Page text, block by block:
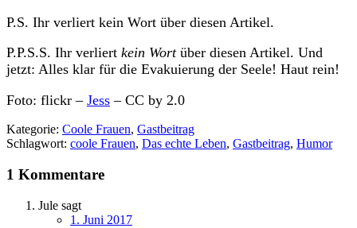
P.S. Ihr verliert kein Wort über diesen Artikel.
P.P.S.S. Ihr verliert kein Wortüber diesen Artikel. Und
jetzt: Alles klar für die Evakuierung der Seele! Haut rein!
Foto: flickr – Jess – CC by 2.0
Kategorie: Coole Frauen, Gastbeitrag
Schlagwort: coole Frauen, Das echte Leben, Gastbeitrag, Humor
1 Kommentare
Jule sagt
1. Juni 2017